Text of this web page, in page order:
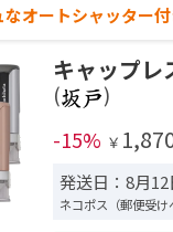
オートシャッター付
キャップ
(
)
-15% ￥
発送日：8月
ネコポス（郵便受け